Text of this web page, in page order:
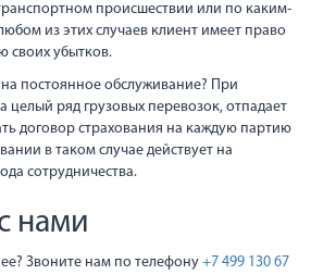
происшествии или по каким-
из этих случаев клиент имеет право
своих убытков.
постоянное обслуживание? При
целый ряд грузовых перевозок, отпадает
договор страхования на каждую партию
в таком случае действует на
сотрудничества.
нами
Звоните нам по телефону +7 499 130 67